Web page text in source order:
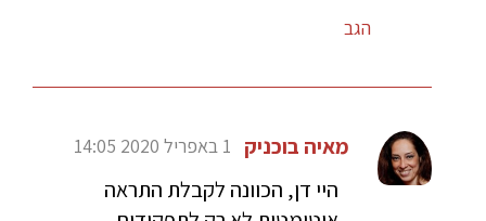
הגב
מאיה בוכניק 1 באפריל 2020 14:05
היי דן, הכוונה לקבלת התראה